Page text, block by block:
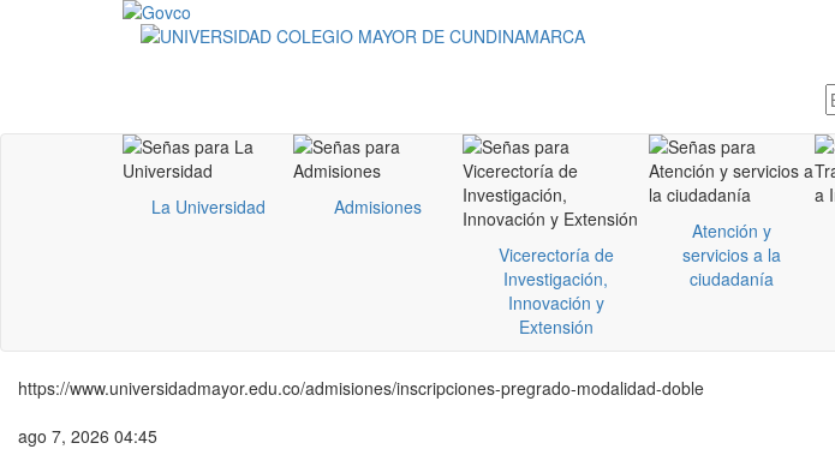
La Universidad
Admisiones
Vicerectoría de
Investigación,
Innovación y
Extensión
Atención y
servicios a la
ciudadanía
https://www.universidadmayor.edu.co/admisiones/inscripciones-pregrado-modalidad-doble
ago 7, 2026 04:45